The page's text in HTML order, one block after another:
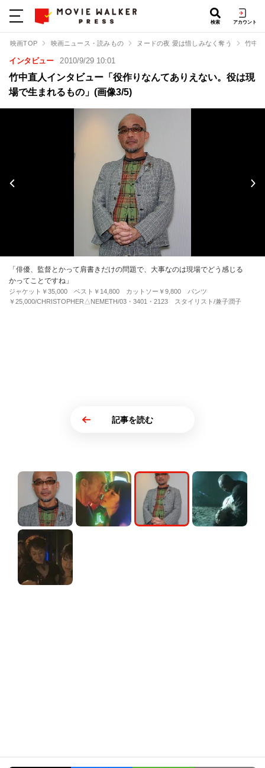
検索 アカウント
映画TOP 映画ニュース・読みもの ヌードの夜 愛は惜しみなく奪う 竹中
インタビュー 2010/9/29 10:01
竹中直人インタビュー「役作りなんてありえない。役は現
場で生まれるもの」(画像3/5)
「俳優、監督とかって肩書きだけの問題で、大事なのは現場でどう感じる
かってことですね」
ジャケット￥35,000 ベスト￥14,800 カットソー￥9,800 パンツ
￥25,000/CHRISTOPHER△NEMETH/03・3401・2123 スタイリスト/兼子潤子
記事を読む